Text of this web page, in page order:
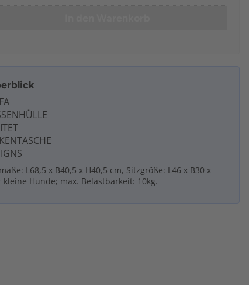
L68,5 x B40,5 x H40,5 cm, Sitzgröße: L46 x B30 x
kleine Hunde; max. Belastbarkeit: 10kg.